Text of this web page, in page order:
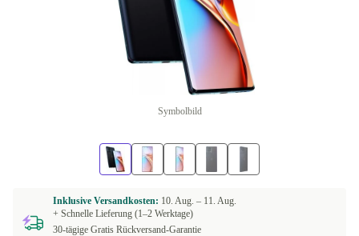
Symbolbild
Inklusive Versandkosten: 10. Aug. – 11. Aug.
+ Schnelle Lieferung (1–2 Werktage)
30-tägige Gratis Rückversand-Garantie